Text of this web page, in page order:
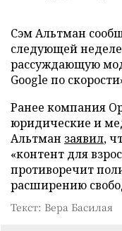
Сэм Альтман
следующей
рассуждающую
Google по
Ранее компания
юридические и
Альтман заявил,
«контент для
противоречит
расширению
Текст: Вера Басилая